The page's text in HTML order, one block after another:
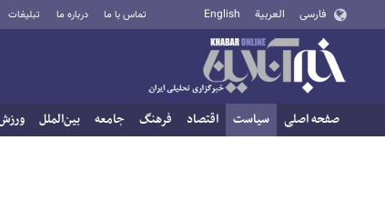
فارسی العربية English تماس با ما درباره ما تبلیغات
صفحه اصلی سیاست اقتصاد فرهنگ جامعه بین‌الملل